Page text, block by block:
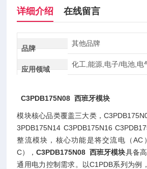
详细介绍 在线留言
品牌
其他品牌
应用领域
化工,能源,电子/电池,电
C3PDB175N08 西班牙模块
模块核心品类覆盖三大类，
3PDB175N14 C3PDB175N16
整流模块，核心功能是将交流电（AC
C），C3PDB175N08 西班牙模块具备
通用电力控制需求。以C1PDB系列为例